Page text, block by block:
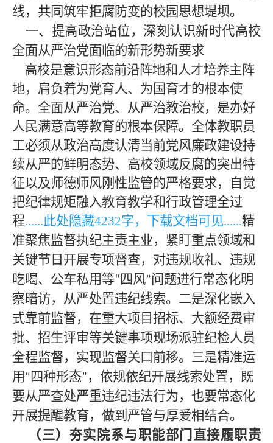
线，共同筑牢拒腐防变的校园思想堤坝。
一、提高政治站位，深刻认识新时代高校
全面从严治党面临的新形势新要求
高校是意识形态前沿阵地和人才培养主阵
地，肩负着为党育人、为国育才的根本使
命。全面从严治党、从严治教治校，是办好
人民满意高等教育的根本保障。全体教职员
工必须从政治高度认清当前党风廉政建设持
续从严的鲜明态势、高校领域反腐的突出特
征以及师德师风刚性监管的严格要求，自觉
把纪律规矩融入教育教学和行政管理全过
程......此处隐藏4232字，下载文档可见......精
准聚焦监督执纪主责主业，紧盯重点领域和
关键节日开展专项督查，对违规收礼、违规
吃喝、公车私用等“四风”问题进行常态化明
察暗访，从严处置违纪线索。二是深化嵌入
式靠前监督，在重大项目招标、大额经费审
批、招生评审等关键事项现场派驻纪检人员
全程监督，实现监督关口前移。三是精准运
用 “四种形态”，依规依纪开展线索处置，既
要从严查处严重违纪违法行为，也要常态化
开展提醒教育，做到严管与厚爱相结合。
（三）夯实院系与职能部门直接履职责